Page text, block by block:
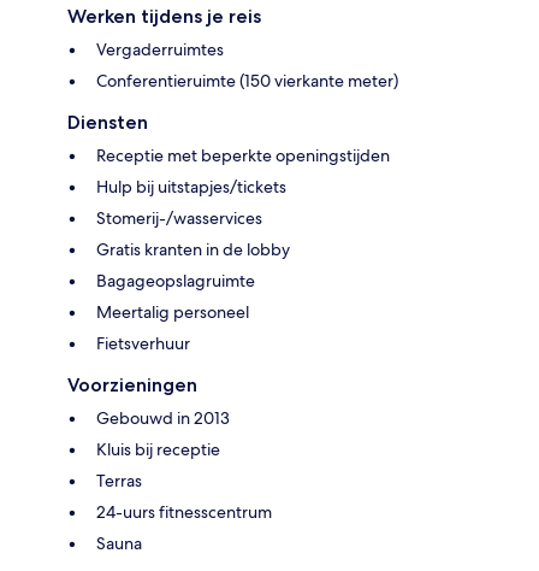
Werken tijdens je reis
Vergaderruimtes
Conferentieruimte (150 vierkante meter)
Diensten
Receptie met beperkte openingstijden
Hulp bij uitstapjes/tickets
Stomerij-/wasservices
Gratis kranten in de lobby
Bagageopslagruimte
Meertalig personeel
Fietsverhuur
Voorzieningen
Gebouwd in 2013
Kluis bij receptie
Terras
24-uurs fitnesscentrum
Sauna